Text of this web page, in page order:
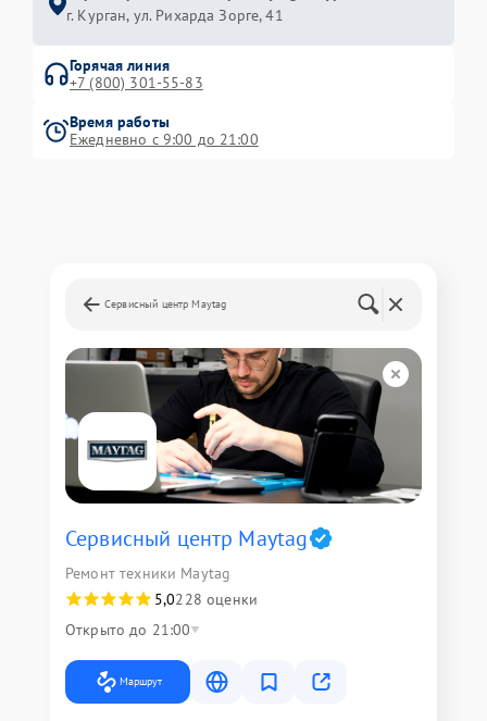
г. Курган, ул. Рихарда Зорге, 41
Горячая линия
+7 (800) 301-55-83
Время работы
Ежедневно с 9:00 до 21:00
Сервисный центр Maytag
Сервисный центр Maytag
Ремонт техники Maytag
5,0228 оценки
Открыто до 21:00
Маршрут